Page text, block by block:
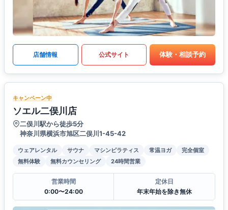
店舗情報 公式サイト 体験・相談予約
キャンペーン中
ソエル二俣川店
二俣川駅から徒歩5分
神奈川県横浜市旭区二俣川1-45-42
ウェアレンタル サウナ マシンピラティス 常温ヨガ
完全個室
無料体験
無料カウンセリング 24時間営業
営業時間
0:00〜24:00
定休日
年末年始を除き無休